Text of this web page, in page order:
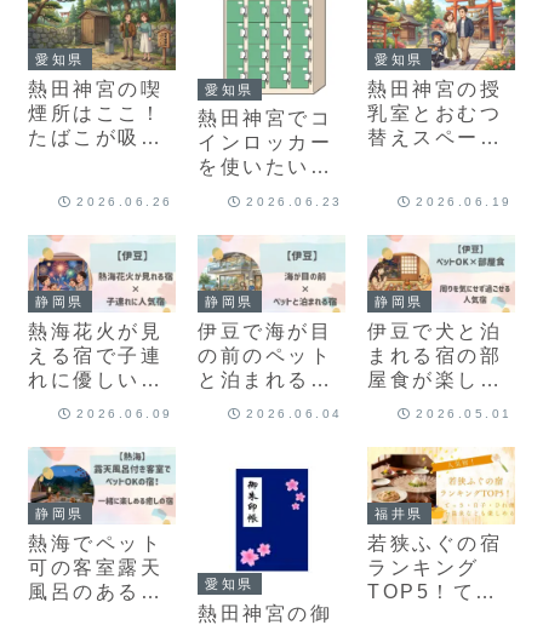
愛知県
熱田神宮の喫
煙所はここ！
たばこが吸え
2026.06.26
愛知県
熱田神宮でコ
インロッカー
を使いたいな
らここ！キャ
手荷物預かり
できる？
2026.06.23
愛知県
熱田神宮の授
乳室とおむつ
替えスペース
2026.06.19
静岡県
熱海花火が見
える宿で子連
れに優しい人
気宿5選！部
家族旅行
2026.06.09
静岡県
伊豆で海が目
の前のペット
と泊まれる宿
5選！愛犬と
2026.06.04
静岡県
伊豆で犬と泊
まれる宿の部
屋食が楽しめ
る13選！周り
ごせる人気宿
2026.05.01
静岡県
熱海でペット
可の客室露天
風呂のある宿
愛知県
熱田神宮の御
福井県
若狭ふぐの宿
ランキング
TOP5！てっ